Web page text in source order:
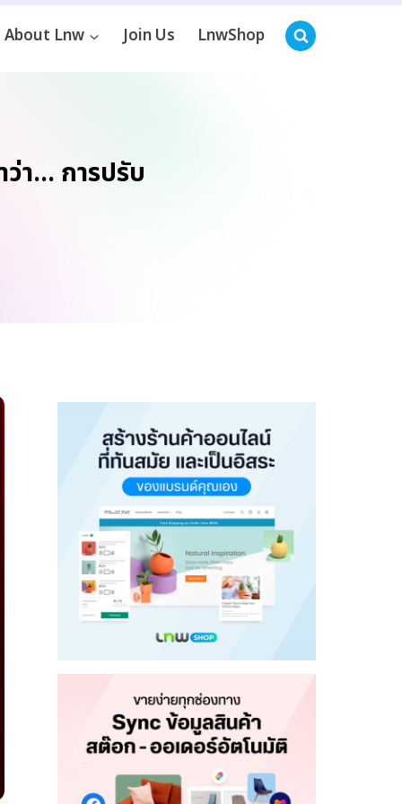
About Lnw Join Us LnwShop
า… การปรับ